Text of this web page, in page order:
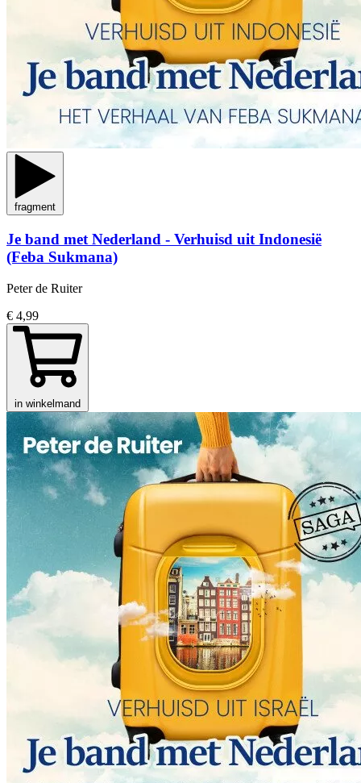
fragment
Je band met Nederland - Verhuisd uit Indonesië
(Feba Sukmana)
Peter de Ruiter
€ 4,99
in winkelmand